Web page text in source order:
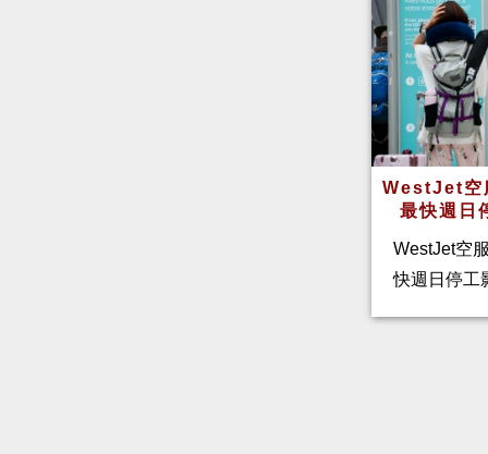
WestJet空
最快週日
WestJet空
快週日停工